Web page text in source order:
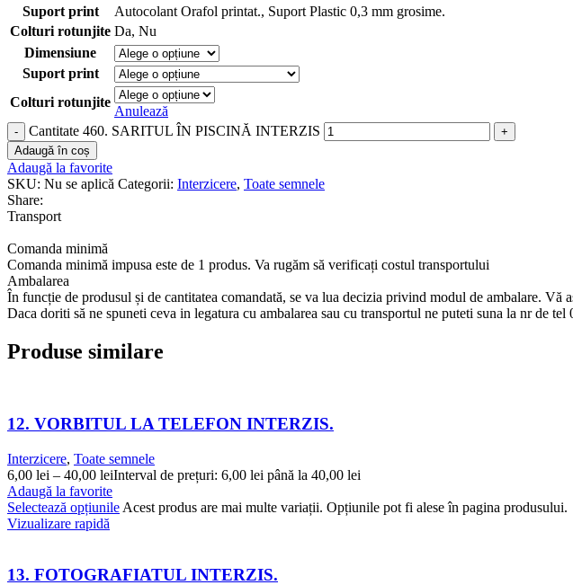
Suport print
Autocolant Orafol printat., Suport Plastic 0,3 mm grosime.
Colturi rotunjite Da, Nu
Dimensiune
Suport print
Colturi rotunjite
Anulează
Cantitate 460. SARITUL ÎN PISCINĂ INTERZIS
Adaugă în coș
Adaugă la favorite
SKU: Nu se aplică Categorii: Interzicere, Toate semnele
Share:
Transport
Comanda minimă
Comanda minimă impusa este de 1 produs. Va rugăm să verificați costul transportului
Ambalarea
În funcție de produsul și de cantitatea comandată, se va lua decizia privind modul de ambalare.
Daca doriti să ne spuneti ceva in legatura cu ambalarea sau cu transportul ne puteti suna la nr de
Produse similare
12. VORBITUL LA TELEFON INTERZIS.
Interzicere, Toate semnele
6,00 lei – 40,00 leiInterval de prețuri: 6,00 lei până la 40,00 lei
Adaugă la favorite
Selectează opțiunile Acest produs are mai multe variații. Opțiunile pot fi alese în pagina produsului.
Vizualizare rapidă
13. FOTOGRAFIATUL INTERZIS.